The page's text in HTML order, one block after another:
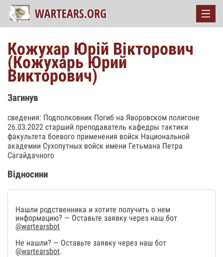
Кожухар Юрій Вікторович
(Кожухарь Юрий
Викторович)
Загинув
сведения: Подполковник Погиб на Яворовском полигоне
26.03.2022 старший преподаватель кафедры тактики
факультета боевого применения войск Национальной
академии Сухопутных войск имени Гетьмана Петра
Сагайдачного
Відносини
Нашли родственника и хотите получить о нем
информацию? — Оставьте заявку через наш бот
@wartearsbot
Не нашли? — Оставьте заявку через наш бот
@wartearsbot.